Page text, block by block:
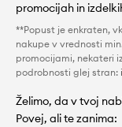
promocijah in
**Popust je enkraten,
nakupe v vrednosti
promocijami, nekateri
podrobnosti glej stran:
Želimo, da v tvoj
Povej, ali te zanima: